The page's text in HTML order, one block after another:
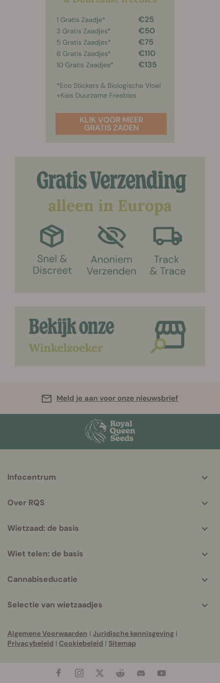
Meld je aan voor onze nieuwsbrief
helpful
Infocentrum
Over RQS
Wietzaad: de basis
Wiet telen: de basis
Cannabiseducatie
Selectie van wietzaadjes
Algemene Voorwaarden | Juridische kennisgeving |
Privacybeleid | Cookiebeleid | Sitemap